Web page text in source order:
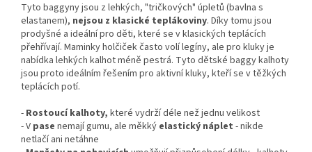
Tyto baggyny jsou z lehkých, "tričkových" úpletů (bavlna s
elastanem), nejsou z klasické teplákoviny. Díky tomu jsou
prodyšné a ideální pro děti, které se v klasických teplácích
přehřívají. Maminky holčiček často volí legíny, ale pro kluky je
nabídka lehkých kalhot méně pestrá. Tyto dětské baggy kalhoty
jsou proto ideálním řešením pro aktivní kluky, kteří se v těžkých
teplácích potí.
- Rostoucí kalhoty, které vydrží déle než jednu velikost
- V pase nemají gumu, ale měkký elastický náplet - nikde
netlačí ani netáhne